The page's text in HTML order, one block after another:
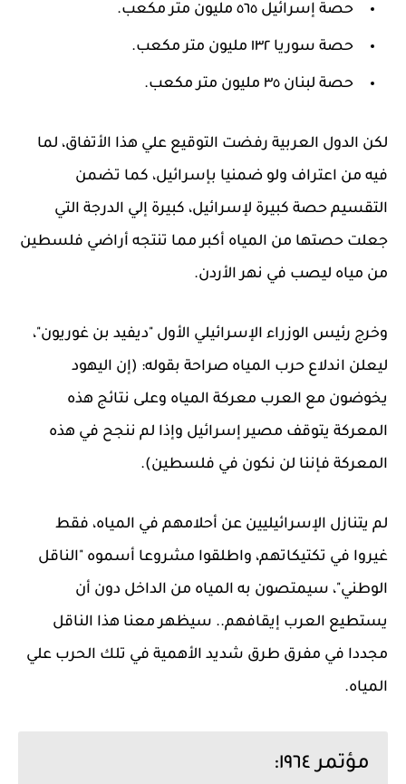
حصة إسرائيل ٥٦٥ مليون متر مكعب.
حصة سوريا ١٣٢ مليون متر مكعب.
حصة لبنان ٣٥ مليون متر مكعب.
لكن الدول العربية رفضت التوقيع علي هذا الأتفاق، لما
فيه من اعتراف ولو ضمنيا بإسرائيل، كما تضمن
التقسيم حصة كبيرة لإسرائيل، كبيرة إلي الدرجة التي
جعلت حصتها من المياه أكبر مما تنتجه أراضي فلسطين
من مياه ليصب في نهر الأردن.
وخرج رئيس الوزراء الإسرائيلي الأول "ديفيد بن غوريون"،
ليعلن اندلاع حرب المياه صراحة بقوله: (إن اليهود
يخوضون مع العرب معركة المياه وعلى نتائج هذه
المعركة يتوقف مصير إسرائيل وإذا لم ننجح في هذه
المعركة فإننا لن نكون في فلسطين).
لم يتنازل الإسرائيليين عن أحلامهم في المياه، فقط
غيروا في تكتيكاتهم، واطلقوا مشروعا أسموه "الناقل
الوطني"، سيمتصون به المياه من الداخل دون أن
يستطيع العرب إيقافهم.. سيظهر معنا هذا الناقل
مجددا في مفرق طرق شديد الأهمية في تلك الحرب علي
المياه.
مؤتمر ١٩٦٤: